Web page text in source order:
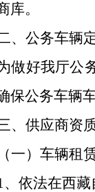
库。
、公务车辆
做好我厅公
保公务车辆
、供应商资
（一）车辆租
、依法在西